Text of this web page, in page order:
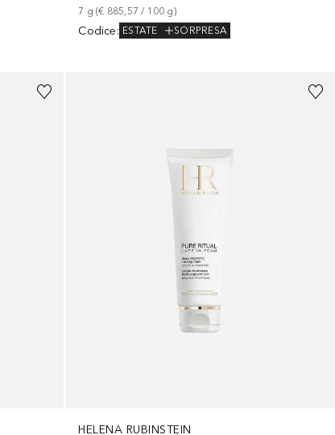
7 g (€ 885,57 / 100 g)
Codice: ESTATE SORPRESA
HELENA RUBINSTEIN